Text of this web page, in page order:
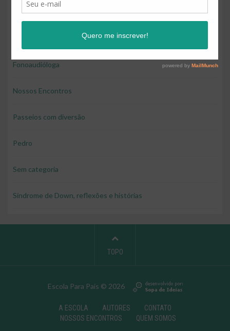
Educação e diversão
Educação financeira para crianças
Fonoaudióloga
Nossos Encontros
Passeios com diversão
Pedro
Sem categoria
Síndrome de Down, reflexões e histórias
Escola Para Pais © 2026
A ESCOLA AUTORES
CONTATO
NOSSOS ENCONTROS
QUEM SOMOS
TOPO